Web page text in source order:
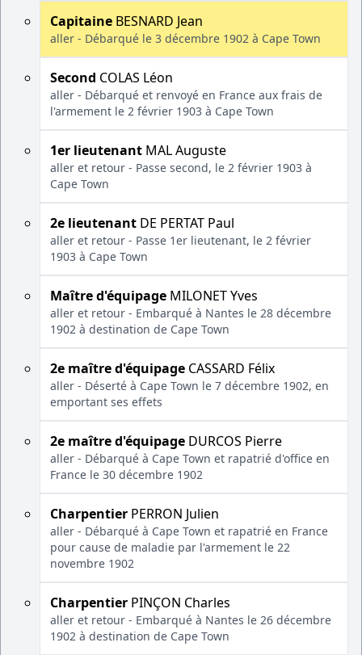
Capitaine BESNARD Jean
aller - Débarqué le 3 décembre 1902 à Cape Town
Second COLAS Léon
aller - Débarqué et renvoyé en France aux frais de
l'armement le 2 février 1903 à Cape Town
1er lieutenant MAL Auguste
aller et retour - Passe second, le 2 février 1903 à
Cape Town
2e lieutenant DE PERTAT Paul
aller et retour - Passe 1er lieutenant, le 2 février
1903 à Cape Town
Maître d'équipage MILONET Yves
aller et retour - Embarqué à Nantes le 28 décembre
1902 à destination de Cape Town
2e maître d'équipage CASSARD Félix
aller - Déserté à Cape Town le 7 décembre 1902, en
emportant ses effets
2e maître d'équipage DURCOS Pierre
aller - Débarqué à Cape Town et rapatrié d'office en
France le 30 décembre 1902
Charpentier PERRON Julien
aller - Débarqué à Cape Town et rapatrié en France
pour cause de maladie par l'armement le 22
novembre 1902
Charpentier PINÇON Charles
aller et retour - Embarqué à Nantes le 26 décembre
1902 à destination de Cape Town